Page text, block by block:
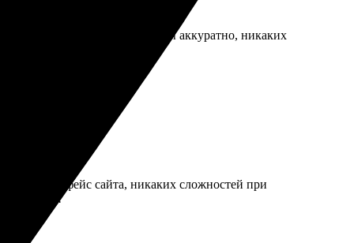
заказ. Все работы выполнены аккуратно, никаких
интерфейс сайта, никаких сложностей при
всем!